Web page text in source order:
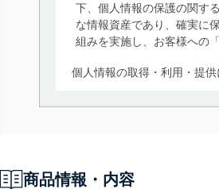
下、個人情報の保護の関す
な情報資産であり、確実に
組みを実施し、お客様への
個人情報の取得・利用・提
当社は、個人情報の取得・
法令遵守
商品情報・内容